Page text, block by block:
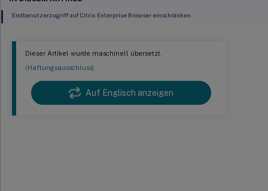
Dieser Artikel wurde maschinell übersetzt.
(Haftungsausschluss)
Auf Englisch anzeigen
Endbenutzerzugriff auf Citrix Enterprise Browser einschränken